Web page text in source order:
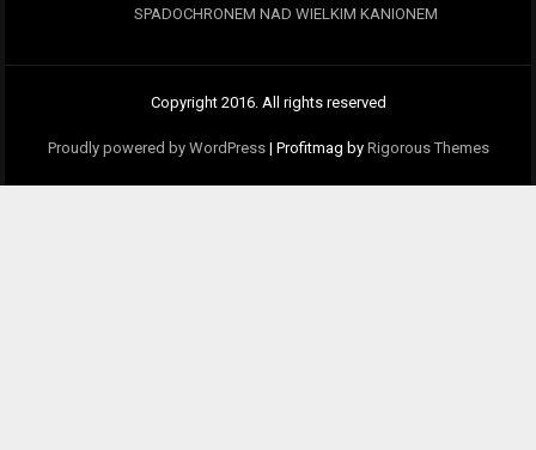
SPADOCHRONEM NAD WIELKIM KANIONEM
Copyright 2016. All rights reserved
Proudly powered by WordPress | Profitmag by Rigorous Themes